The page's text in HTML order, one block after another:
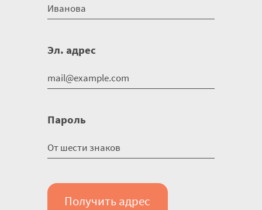
Эл. адрес
Пароль
Получить адрес